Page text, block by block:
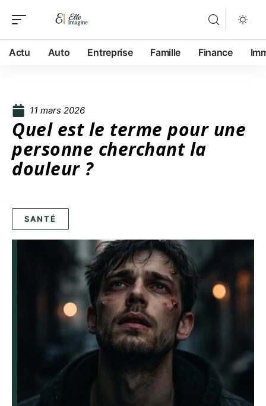
Actu Auto Entreprise Famille Finance
11 mars 2026
Quel est le terme pour une
personne cherchant la
douleur ?
SANTÉ